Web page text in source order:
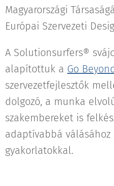
Magyarországi
Európai Szervezeti
A Solutionsurfers®
alapítottuk a Go
szervezetfejlesztők
dolgozó, a munka
szakembereket is
adaptívabbá válásához
gyakorlatokkal.